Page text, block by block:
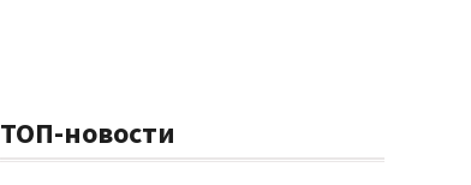
ТОП-новости